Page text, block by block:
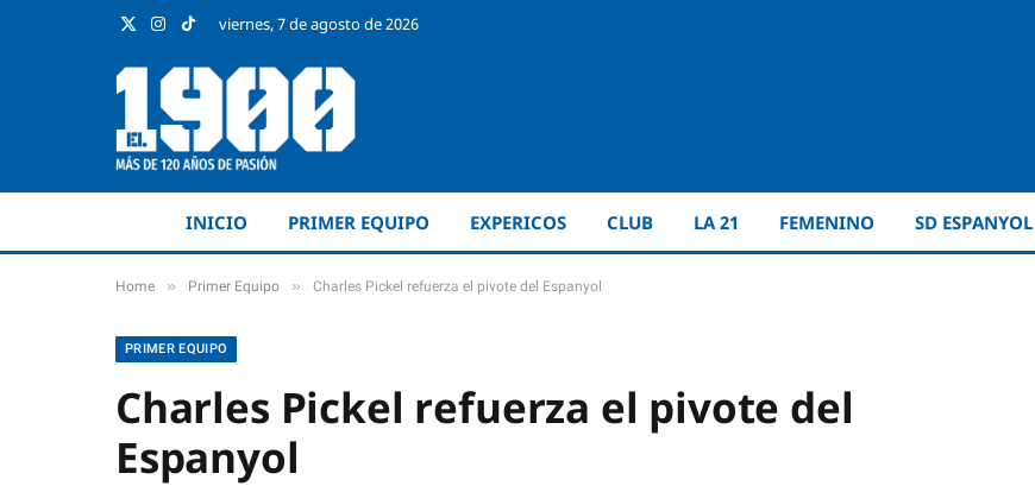
X
Instagram
TikTokviernes, 7 de agosto de 2026
INICIO PRIMER EQUIPO EXPERICOS CLUB LA 21 FEMENINO SD ESPANYOL
Home » Primer Equipo » Charles Pickel refuerza el pivote del Espanyol
PRIMER EQUIPO
Charles Pickel refuerza el pivote del
Espanyol